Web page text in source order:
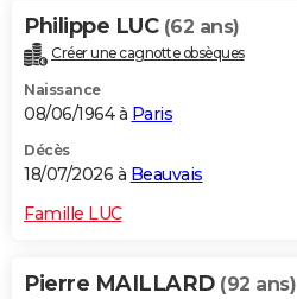
Philippe LUC (62 ans)
Créer une cagnotte obsèques
Naissance
08/06/1964 à Paris
Décès
18/07/2026 à Beauvais
Famille LUC
Pierre MAILLARD (92 ans)